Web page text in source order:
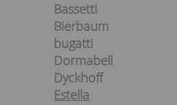
Bassetti
Bierbaum
bugatti
Dormabell
Dyckhoff
Estella